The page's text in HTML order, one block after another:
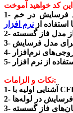
1- استفاده از مدل فرسایش در تجزیه و تحلیل فرسایش در خم
از مدل فاز گسسته
مدل فرسایش
نرم‌افزار
نکات و الزامات:
فرسایش در لوله‌ها
فاز گسسته